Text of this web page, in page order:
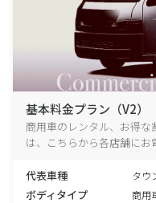
基本料金プラン（V2）
商用車のレンタル、お得
は、こちらから各店舗にお
代表車種 タウ
ボディタイプ 商用